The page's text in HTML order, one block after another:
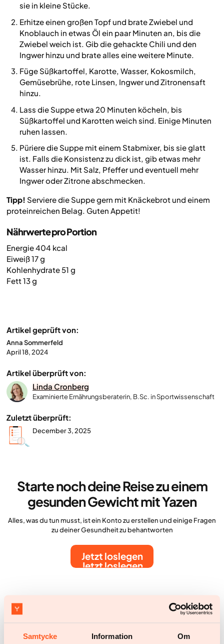
Samtycke Information Om
sie in kleine Stücke.
Erhitze einen großen Topf und brate Zwiebel und
Knoblauch in etwas Öl ein paar Minuten an, bis die
Zwiebel weich ist. Gib die gehackte Chili und den
Ingwer hinzu und brate alles eine weitere Minute.
Füge Süßkartoffel, Karotte, Wasser, Kokosmilch,
Gemüsebrühe, rote Linsen, Ingwer und Zitronensaft
hinzu.
Lass die Suppe etwa 20 Minuten köcheln, bis
Süßkartoffel und Karotten weich sind. Einige Minuten
ruhen lassen.
Püriere die Suppe mit einem Stabmixer, bis sie glatt
ist. Falls die Konsistenz zu dick ist, gib etwas mehr
Wasser hinzu. Mit Salz, Pfeffer und eventuell mehr
Ingwer oder Zitrone abschmecken.
Tipp! Serviere die Suppe gern mit Knäckebrot und einem
proteinreichen Belag. Guten Appetit!
Nährwerte pro Portion
Energie 404 kcal
Eiweiß 17 g
Kohlenhydrate 51 g
Fett 13 g
Artikel geprüft von:
Anna Sommerfeld
April 18, 2024
Artikel überprüft von:
Linda Cronberg
Examinierte Ernährungsberaterin, B.Sc. in Sportwissenschaft
Zuletzt überprüft:
December 3, 2025
Starte noch deine Reise zu einem
gesunden Gewicht mit Yazen
Alles, was du tun musst, ist ein Konto zu erstellen und einige Fragen
zu deiner Gesundheit zu behantworten
Jetzt loslegen
Jetzt loslegen
Mehr Artikel